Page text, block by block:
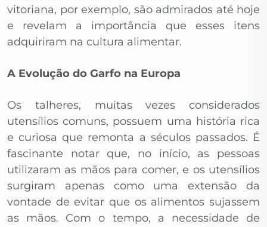
vitoriana, por exemplo, são admirados até hoje
e revelam a importância que esses itens
adquiriram na cultura alimentar.
A Evolução do Garfo na Europa
Os talheres, muitas vezes considerados
utensílios comuns, possuem uma história rica
e curiosa que remonta a séculos passados. É
fascinante notar que, no início, as pessoas
utilizaram as mãos para comer, e os utensílios
surgiram apenas como uma extensão da
vontade de evitar que os alimentos sujassem
as mãos. Com o tempo, a necessidade de